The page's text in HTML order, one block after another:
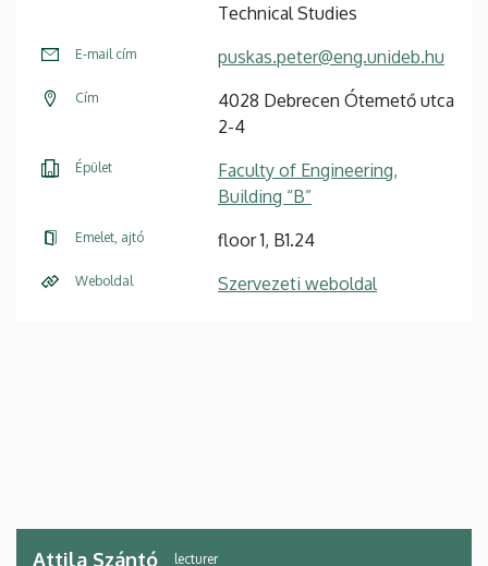
Technical Studies
E-mail cím puskas.peter@eng.unideb.hu
Cím
4028 Debrecen Ótemető utca
2-4
Épület
Faculty of Engineering,
Building “B”
Emelet, ajtó floor 1, B1.24
Weboldal Szervezeti weboldal
Attila Szántó lecturer